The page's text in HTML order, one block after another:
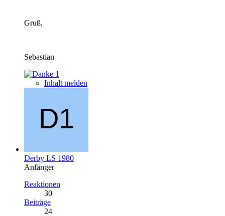
Gruß,
Sebastian
1
Inhalt melden
Derby LS 1980
Anfänger
Reaktionen
30
Beiträge
24